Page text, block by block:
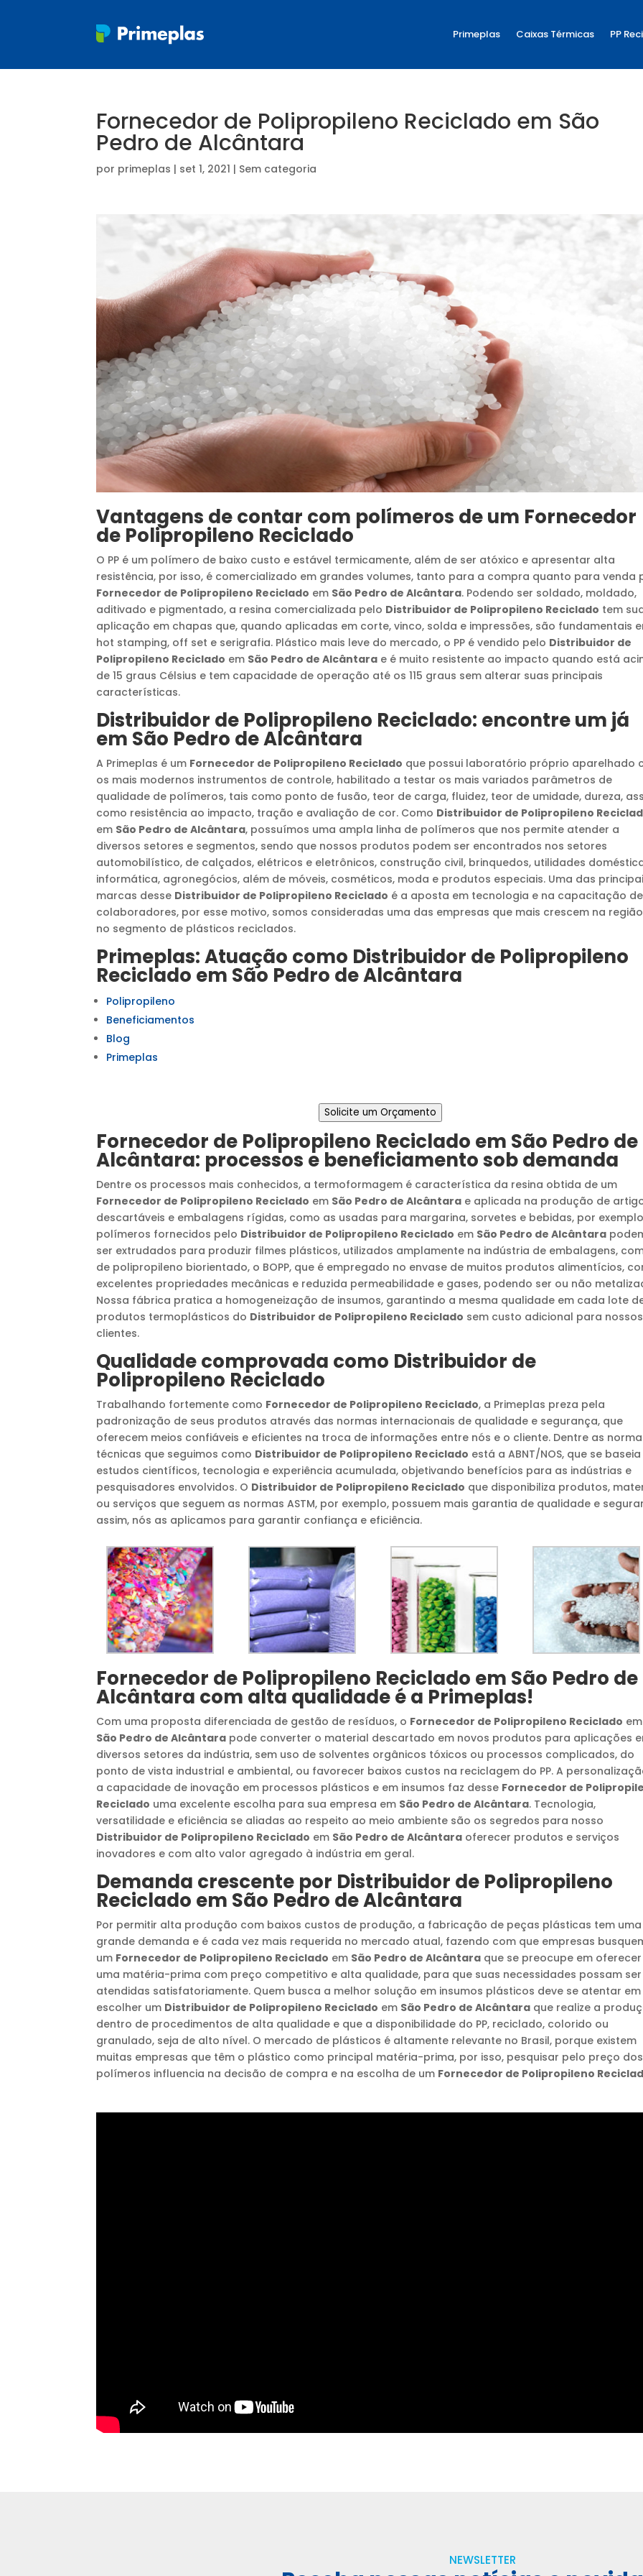
Primeplas Caixas Térmicas PP
Fornecedor de Polipropileno Reciclado em São
Pedro de Alcântara
por primeplas | set 1, 2021 | Sem categoria
Vantagens de contar com polímeros de um Fornecedor
de Polipropileno Reciclado
O PP é um polímero de baixo custo e estável termicamente, além de ser atóxico e apresentar alta
resistência, por isso, é comercializado em grandes volumes, tanto para a compra quanto para venda
Fornecedor de Polipropileno Reciclado em São Pedro de Alcântara. Podendo ser soldado, moldado,
aditivado e pigmentado, a resina comercializada pelo Distribuidor de Polipropileno Reciclado tem
aplicação em chapas que, quando aplicadas em corte, vinco, solda e impressões, são fundamentais
hot stamping, off set e serigrafia. Plástico mais leve do mercado, o PP é vendido pelo Distribuidor de
Polipropileno Reciclado em São Pedro de Alcântara e é muito resistente ao impacto quando está
de 15 graus Célsius e tem capacidade de operação até os 115 graus sem alterar suas principais
características.
Distribuidor de Polipropileno Reciclado: encontre um já
em São Pedro de Alcântara
A Primeplas é um Fornecedor de Polipropileno Reciclado que possui laboratório próprio aparelhado
os mais modernos instrumentos de controle, habilitado a testar os mais variados parâmetros de
qualidade de polímeros, tais como ponto de fusão, teor de carga, fluidez, teor de umidade, dureza,
como resistência ao impacto, tração e avaliação de cor. Como Distribuidor de Polipropileno
em São Pedro de Alcântara, possuímos uma ampla linha de polímeros que nos permite atender a
diversos setores e segmentos, sendo que nossos produtos podem ser encontrados nos setores
automobilístico, de calçados, elétricos e eletrônicos, construção civil, brinquedos, utilidades
informática, agronegócios, além de móveis, cosméticos, moda e produtos especiais. Uma das
marcas desse Distribuidor de Polipropileno Reciclado é a aposta em tecnologia e na capacitação de
colaboradores, por esse motivo, somos consideradas uma das empresas que mais crescem na
no segmento de plásticos reciclados.
Primeplas: Atuação como Distribuidor de Polipropileno
Reciclado em São Pedro de Alcântara
Polipropileno
Beneficiamentos
Blog
Primeplas
Solicite um Orçamento
Fornecedor de Polipropileno Reciclado em São Pedro de
Alcântara: processos e beneficiamento sob demanda
Dentre os processos mais conhecidos, a termoformagem é característica da resina obtida de um
Fornecedor de Polipropileno Reciclado em São Pedro de Alcântara e aplicada na produção de
descartáveis e embalagens rígidas, como as usadas para margarina, sorvetes e bebidas, por
polímeros fornecidos pelo Distribuidor de Polipropileno Reciclado em São Pedro de Alcântara
ser extrudados para produzir filmes plásticos, utilizados amplamente na indústria de embalagens,
de polipropileno biorientado, o BOPP, que é empregado no envase de muitos produtos alimentícios,
excelentes propriedades mecânicas e reduzida permeabilidade e gases, podendo ser ou não
Nossa fábrica pratica a homogeneização de insumos, garantindo a mesma qualidade em cada lote
produtos termoplásticos do Distribuidor de Polipropileno Reciclado sem custo adicional para nossos
clientes.
Qualidade comprovada como Distribuidor de
Polipropileno Reciclado
Trabalhando fortemente como Fornecedor de Polipropileno Reciclado, a Primeplas preza pela
padronização de seus produtos através das normas internacionais de qualidade e segurança, que
oferecem meios confiáveis e eficientes na troca de informações entre nós e o cliente. Dentre as
técnicas que seguimos como Distribuidor de Polipropileno Reciclado está a ABNT/NOS, que se
estudos científicos, tecnologia e experiência acumulada, objetivando benefícios para as indústrias e
pesquisadores envolvidos. O Distribuidor de Polipropileno Reciclado que disponibiliza produtos,
ou serviços que seguem as normas ASTM, por exemplo, possuem mais garantia de qualidade e
assim, nós as aplicamos para garantir confiança e eficiência.
Fornecedor de Polipropileno Reciclado em São Pedro de
Alcântara com alta qualidade é a Primeplas!
Com uma proposta diferenciada de gestão de resíduos, o Fornecedor de Polipropileno Reciclado em
São Pedro de Alcântara pode converter o material descartado em novos produtos para aplicações
diversos setores da indústria, sem uso de solventes orgânicos tóxicos ou processos complicados, do
ponto de vista industrial e ambiental, ou favorecer baixos custos na reciclagem do PP. A
a capacidade de inovação em processos plásticos e em insumos faz desse Fornecedor de
Reciclado uma excelente escolha para sua empresa em São Pedro de Alcântara. Tecnologia,
versatilidade e eficiência se aliadas ao respeito ao meio ambiente são os segredos para nosso
Distribuidor de Polipropileno Reciclado em São Pedro de Alcântara oferecer produtos e serviços
inovadores e com alto valor agregado à indústria em geral.
Demanda crescente por Distribuidor de Polipropileno
Reciclado em São Pedro de Alcântara
Por permitir alta produção com baixos custos de produção, a fabricação de peças plásticas tem uma
grande demanda e é cada vez mais requerida no mercado atual, fazendo com que empresas
um Fornecedor de Polipropileno Reciclado em São Pedro de Alcântara que se preocupe em oferecer
uma matéria-prima com preço competitivo e alta qualidade, para que suas necessidades possam ser
atendidas satisfatoriamente. Quem busca a melhor solução em insumos plásticos deve se atentar em
escolher um Distribuidor de Polipropileno Reciclado em São Pedro de Alcântara que realize a
dentro de procedimentos de alta qualidade e que a disponibilidade do PP, reciclado, colorido ou
granulado, seja de alto nível. O mercado de plásticos é altamente relevante no Brasil, porque existem
muitas empresas que têm o plástico como principal matéria-prima, por isso, pesquisar pelo preço dos
polímeros influencia na decisão de compra e na escolha de um Fornecedor de Polipropileno
NEWSLETTER